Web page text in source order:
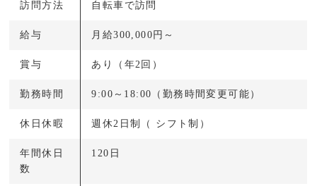
訪問方法 自転車で訪問
給与 月給300,000円～
賞与 あり（年2回）
勤務時間 9:00～18:00（勤務時間変更可能）
休日休暇 週休2日制（ シフト制）
年間休日
数
120日